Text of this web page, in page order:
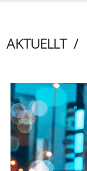
AKTUELLT